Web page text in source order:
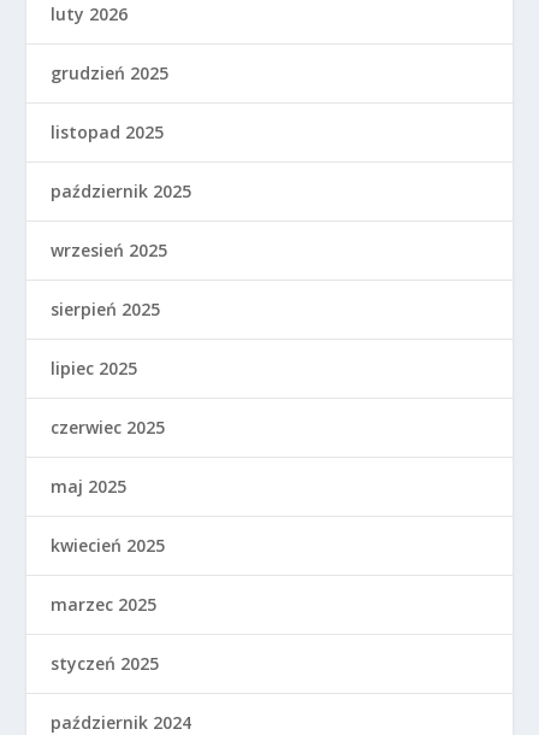
luty 2026
grudzień 2025
listopad 2025
październik 2025
wrzesień 2025
sierpień 2025
lipiec 2025
czerwiec 2025
maj 2025
kwiecień 2025
marzec 2025
styczeń 2025
październik 2024